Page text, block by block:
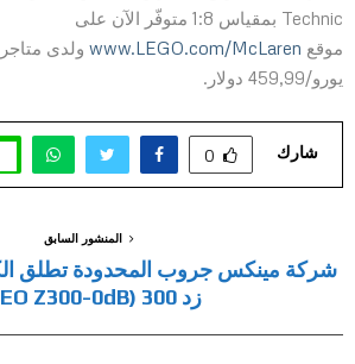
Technic بمقياس 1:8 متوفّر الآن على
موقع www.LEGO.com/McLaren
يورو/459,99 دولار.
شارك 0
المنشور السابق
شركة مينكس جروب المحدودة تطلق
زد 300 (NEO Z300-0dB)